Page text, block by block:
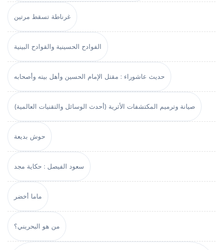
غرناطة تسقط مرتين
الفوادح الحسينية والقوادح البينية
حديث عاشوراء : مقتل الإمام الحسين وأهل بيته وأصحابه
صيانة وترميم المكتشفات الأثرية (أحدث الوسائل والتقنيات العالمية)
حوش بديعة
سعود الفيصل : حكاية مجد
ماما أخضر
من هو البحريني؟